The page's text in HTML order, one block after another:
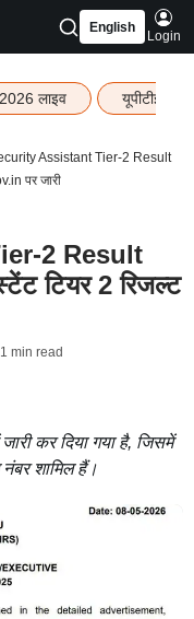
English
Login
लाइव यूपीटीईटी
Assistant Tier-2 Result
पर जारी
2 Result
टियर 2 रिजल्ट
min read
कर दिया गया है, जिसमें
नंबर शामिल हैं।